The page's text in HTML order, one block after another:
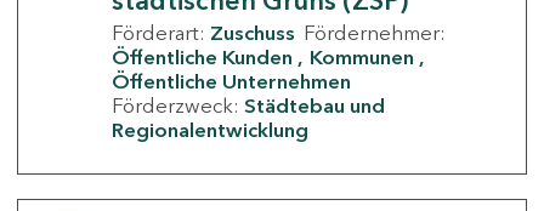
Förderart: Zuschuss Fördernehmer:
Öffentliche Kunden
Kommunen
Öffentliche Unternehmen
Förderzweck: Städtebau und
Regionalentwicklung